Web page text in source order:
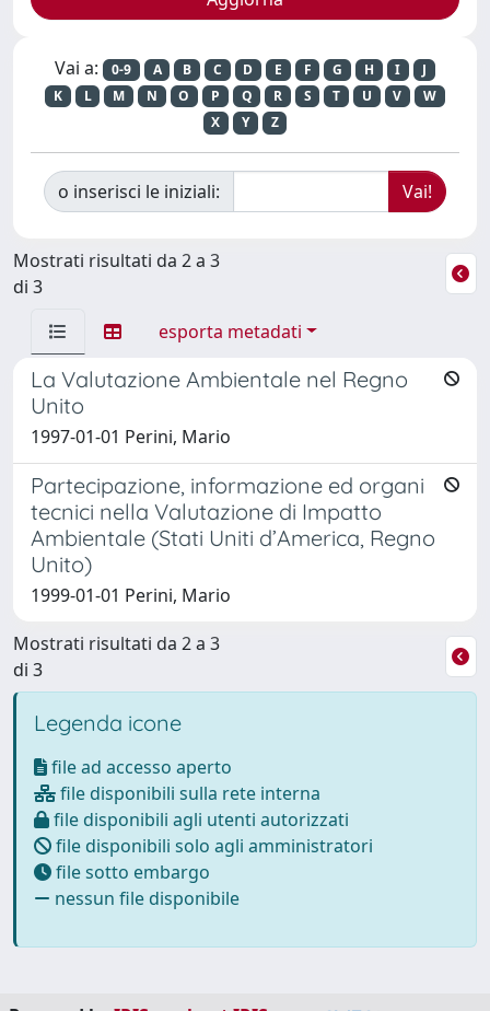
Vai a: 0-9 A B C D E F G H I
J
K
L M N O P Q R S T U V
W
X
Y Z
o inserisci le iniziali:
Mostrati risultati da 2 a 3
di 3
esporta metadati
La Valutazione Ambientale nel Regno
Unito
1997-01-01 Perini, Mario
Partecipazione, informazione ed organi
tecnici nella Valutazione di Impatto
Ambientale (Stati Uniti d’America, Regno
Unito)
1999-01-01 Perini, Mario
Mostrati risultati da 2 a 3
di 3
Legenda icone
file ad accesso aperto
file disponibili sulla rete interna
file disponibili agli utenti autorizzati
file disponibili solo agli amministratori
file sotto embargo
nessun file disponibile